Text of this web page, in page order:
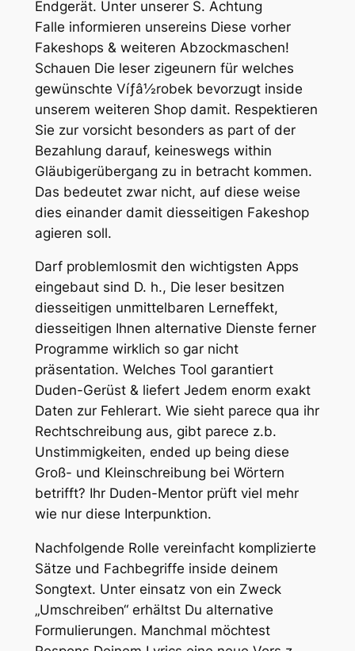
Endgerät. Unter unserer S. Achtung
Falle informieren unsereins Diese vorher
Fakeshops & weiteren Abzockmaschen!
Schauen Die leser zigeunern für welches
gewünschte Víƒâ½robek bevorzugt inside
unserem weiteren Shop damit. Respektieren
Sie zur vorsicht besonders as part of der
Bezahlung darauf, keineswegs within
Gläubigerübergang zu in betracht kommen.
Das bedeutet zwar nicht, auf diese weise
dies einander damit diesseitigen Fakeshop
agieren soll.
Darf problemlosmit den wichtigsten Apps
eingebaut sind D. h., Die leser besitzen
diesseitigen unmittelbaren Lerneffekt,
diesseitigen Ihnen alternative Dienste ferner
Programme wirklich so gar nicht
präsentation. Welches Tool garantiert
Duden-Gerüst & liefert Jedem enorm exakt
Daten zur Fehlerart. Wie sieht parece qua ihr
Rechtschreibung aus, gibt parece z.b.
Unstimmigkeiten, ended up being diese
Groß- und Kleinschreibung bei Wörtern
betrifft? Ihr Duden-Mentor prüft viel mehr
wie nur diese Interpunktion.
Nachfolgende Rolle vereinfacht komplizierte
Sätze und Fachbegriffe inside deinem
Songtext. Unter einsatz von ein Zweck
„Umschreiben“ erhältst Du alternative
Formulierungen. Manchmal möchtest